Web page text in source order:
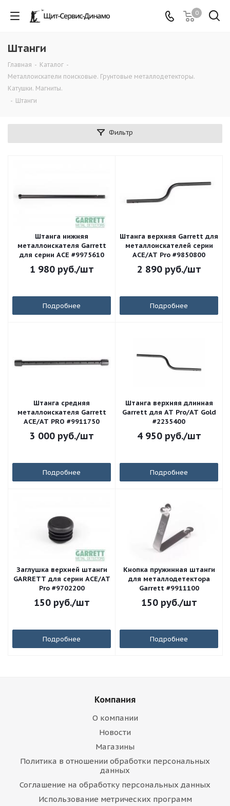
0
Штанги
Главная - Каталог -
Металлоискатели поисковые. Грунтовые металлодетекторы.
Катушки. Магниты.
- Штанги
Фильтр
Штанга нижняя
металлоискателя Garrett
для серии ACE #9975610
1 980руб./шт
Подробнее
Штанга верхняя Garrett для
металлоискателей серии
ACE/AT Pro #9850800
2 890руб./шт
Подробнее
Штанга средняя
металлоискателя Garrett
ACE/АТ PRO #9911750
3 000руб./шт
Подробнее
Штанга верхняя длинная
Garrett для AT Pro/AT Gold
#2235400
4 950руб./шт
Подробнее
Заглушка верхней штанги
GARRETT для серии ACE/AT
Pro #9702200
150руб./шт
Подробнее
Кнопка пружинная штанги
для металлодетектора
Garrett #9911100
150руб./шт
Подробнее
Компания
О компании
Новости
Магазины
Политика в отношении обработки персональных
данных
Соглашение на обработку персональных данных
Использование метрических программ